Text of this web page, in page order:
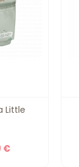
Little
€